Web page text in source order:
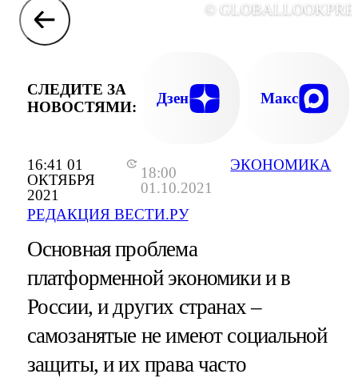
16:41 01
ОКТЯБРЯ
2021
18:00
01.10.2021
РЕДАКЦИЯ ВЕСТИ.РУ
ЭКОНОМИКА
©
СЛЕДИТЕ ЗА
НОВОСТЯМИ:
Дзен Макс
Основная проблема
платформенной экономики и в
России, и других странах –
самозанятые не имеют социальной
защиты, и их права часто